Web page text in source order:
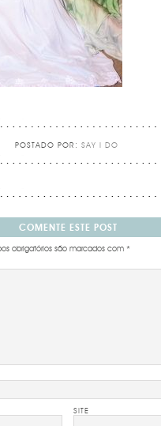
POSTADO POR: SAY I DO
COMENTE ESTE POST
obrigatórios são marcados com *
SITE